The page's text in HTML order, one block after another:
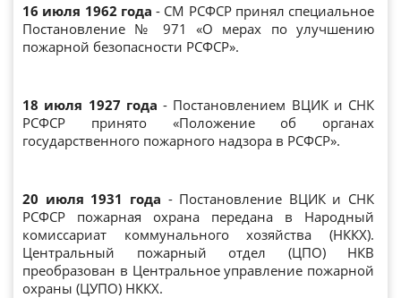
16 июля 1962 года - СМ РСФСР принял специальное
Постановление № 971 «О мерах по улучшению
пожарной безопасности РСФСР».
18 июля 1927 года - Постановлением ВЦИК и СНК
РСФСР принято «Положение об органах
государственного пожарного надзора в РСФСР».
20 июля 1931 года - Постановление ВЦИК и СНК
РСФСР пожарная охрана передана в Народный
комиссариат коммунального хозяйства (НККХ).
Центральный пожарный отдел (ЦПО) НКВ
преобразован в Центральное управление пожарной
охраны (ЦУПО) НККХ.